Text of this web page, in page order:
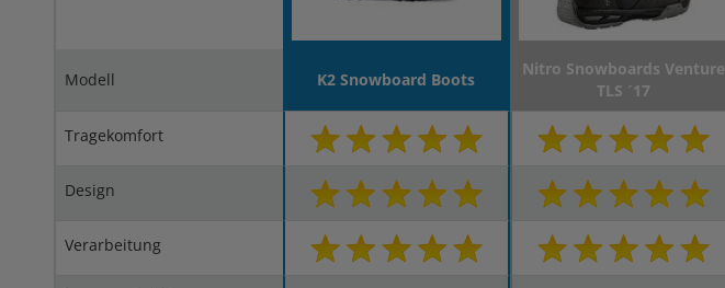
Modell K2 Snowboard Boots
Nitro Snowboards Venture
TLS ´17
Tragekomfort
Design
Verarbeitung